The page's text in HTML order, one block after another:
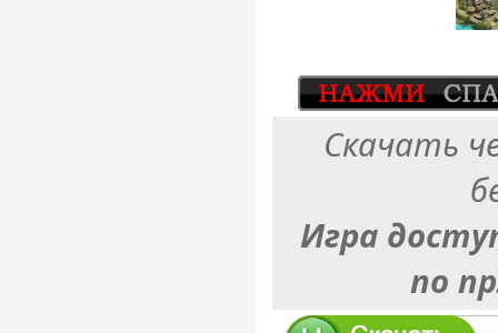
Скачать
Игра
по